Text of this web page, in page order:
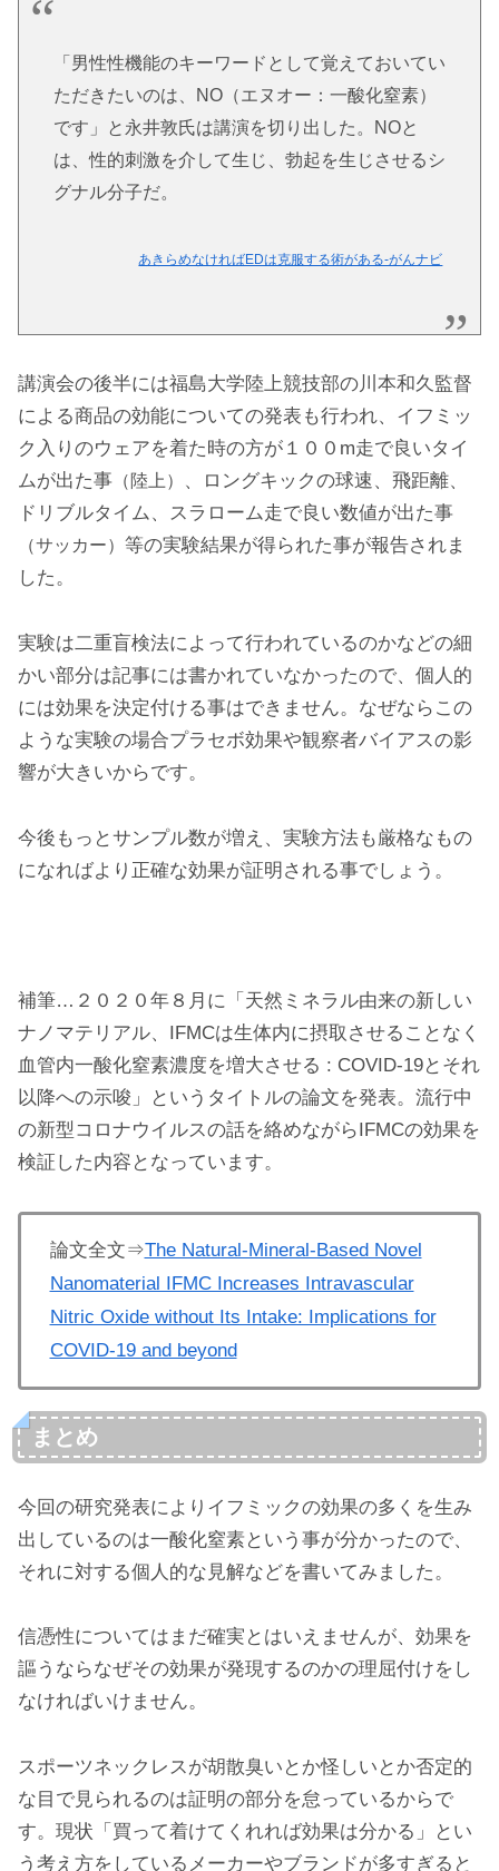
「男性性機能のキーワードとして覚えておいてい
ただきたいのは、NO（エヌオー：一酸化窒素）
です」と永井敦氏は講演を切り出した。NOと
は、性的刺激を介して生じ、勃起を生じさせるシ
グナル分子だ。
あきらめなければEDは克服する術がある-がんナビ
講演会の後半には福島大学陸上競技部の川本和久監督
による商品の効能についての発表も行われ、イフミッ
ク入りのウェアを着た時の方が１００m走で良いタイ
ムが出た事 （陸上）
、ロングキックの球速、飛距離、
ドリブルタイム、スラローム走で良い数値が出た事
（サッカー） 等の実験結果が得られた事が報告されま
した。
実験は二重盲検法によって行われているのかなどの細
かい部分は記事には書かれていなかったので、個人的
には効果を決定付ける事はできません。なぜならこの
ような実験の場合プラセボ効果や観察者バイアスの影
響が大きいからです。
今後もっとサンプル数が増え、実験方法も厳格なもの
になればより正確な効果が証明される事でしょう。
補筆…２０２０年８月に「天然ミネラル由来の新しい
ナノマテリアル、IFMCは生体内に摂取させることなく
血管内一酸化窒素濃度を増大させる : COVID-19とそれ
以降への示唆」というタイトルの論文を発表。流行中
の新型コロナウイルスの話を絡めながらIFMCの効果を
検証した内容となっています。
論文全文⇒The Natural-Mineral-Based Novel
Nanomaterial IFMC Increases Intravascular
Nitric Oxide without Its Intake: Implications for
COVID-19 and beyond
まとめ
今回の研究発表によりイフミックの効果の多くを生み
出しているのは一酸化窒素という事が分かったので、
それに対する個人的な見解などを書いてみました。
信憑性についてはまだ確実とはいえませんが、効果を
謳うならなぜその効果が発現するのかの理屈付けをし
なければいけません。
スポーツネックレスが胡散臭いとか怪しいとか否定的
な目で見られるのは証明の部分を怠っているからで
す。現状「買って着けてくれれば効果は分かる」とい
う考え方をしているメーカーやブランドが多すぎると